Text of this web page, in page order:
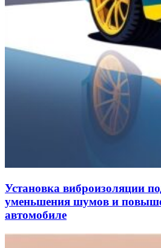
Установка виброизоляции
уменьшения шумов и
автомобиле